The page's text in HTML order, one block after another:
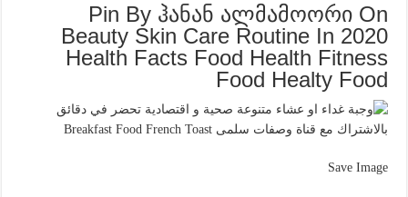
Pin By ჰანან ალმამოორი On
Beauty Skin Care Routine In 2020
Health Facts Food Health Fitness
Food Healty Food
Save Image